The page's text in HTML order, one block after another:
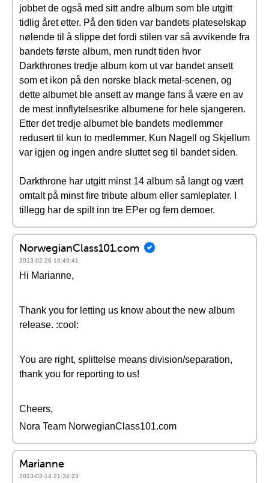
jobbet de også med sitt andre album som ble utgitt
tidlig året etter. På den tiden var bandets plateselskap
nølende til å slippe det fordi stilen var så avvikende fra
bandets første album, men rundt tiden hvor
Darkthrones tredje album kom ut var bandet ansett
som et ikon på den norske black metal-scenen, og
dette albumet ble ansett av mange fans å være en av
de mest innflytelsesrike albumene for hele sjangeren.
Etter det tredje albumet ble bandets medlemmer
redusert til kun to medlemmer. Kun Nagell og Skjellum
var igjen og ingen andre sluttet seg til bandet siden.
Darkthrone har utgitt minst 14 album så langt og vært
omtalt på minst fire tribute album eller samleplater. I
tillegg har de spilt inn tre EPer og fem demoer.
NorwegianClass101.com
2013-02-26 10:49:41
Hi Marianne,
Thank you for letting us know about the new album
release. :cool:
You are right, splittelse means division/separation,
thank you for reporting to us!
Cheers,
Nora Team NorwegianClass101.com
Marianne
2013-02-14 21:34:23